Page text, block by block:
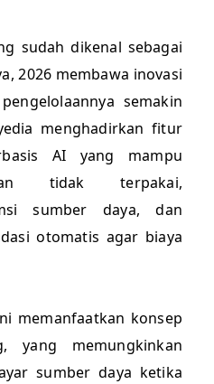
sudah dikenal sebagai
2026 membawa inovasi
semakin
menghadirkan fitur
AI yang mampu
tidak terpakai,
sumber daya, dan
otomatis agar biaya
memanfaatkan konsep
yang memungkinkan
sumber daya ketika